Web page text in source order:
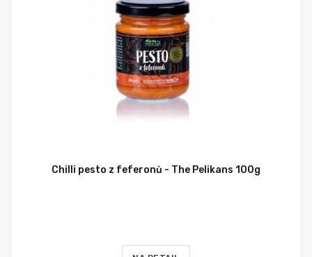
Chilli pesto z feferonů - The Pelikans 100g